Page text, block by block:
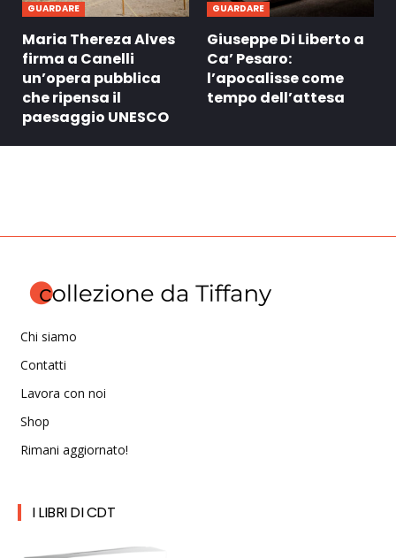
GUARDARE
Maria Thereza Alves
firma a Canelli
un’opera pubblica
che ripensa il
paesaggio UNESCO
GUARDARE
Giuseppe Di Liberto a
Ca’ Pesaro:
l’apocalisse come
tempo dell’attesa
Chi siamo
Contatti
Lavora con noi
Shop
Rimani aggiornato!
I LIBRI DI CDT